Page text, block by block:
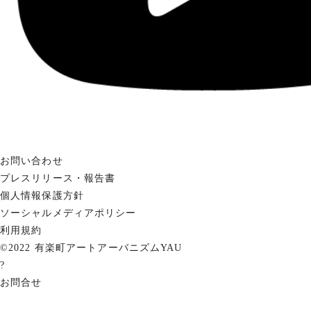
お問い合わせ
プレスリリース・報告書
個人情報保護方針
ソーシャルメディアポリシー
利用規約
©2022 有楽町アートアーバニズムYAU
?
お問合せ